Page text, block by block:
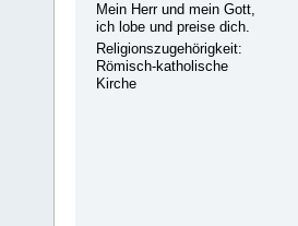
Mein Herr und mein Gott,
ich lobe und preise dich.
Religionszugehörigkeit:
Römisch-katholische
Kirche